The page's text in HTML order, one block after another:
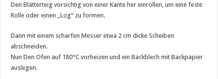
Den Blätterteig vorsichtig von einer Kante her einrollen, um eine feste
Rolle oder einen „Log“ zu formen.
Dann mit einem scharfen Messer etwa 2 cm dicke Scheiben
abschneiden.
Nun Den Ofen auf 180°C vorheizen und ein Backblech mit Backpapier
auslegen.